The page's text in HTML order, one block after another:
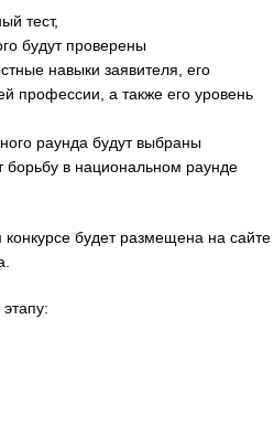
тест,
будут проверены
навыки заявителя, его
профессии, а также его уровень
раунда будут выбраны
борьбу в национальном раунде
будет размещена на сайте